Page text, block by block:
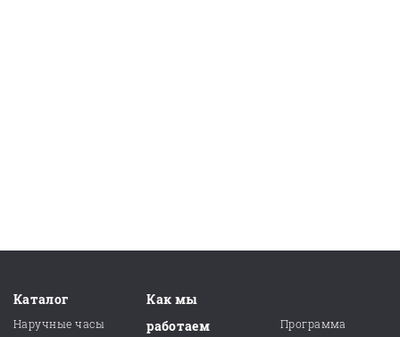
Каталог
Наручные часы
Как мы
работаем
Программа